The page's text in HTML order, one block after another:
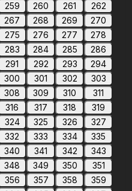
259 260 261
262
267 268 269
270
275 276 277
278
283 284 285
286
291 292 293
294
300 301 302
303
308 309 310
311
316 317 318
319
324 325 326
327
332 333 334
335
340 341 342
343
348 349 350
351
356 357 358
359